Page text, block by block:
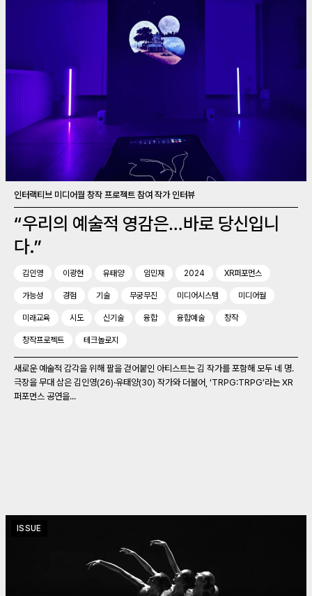
인터랙티브 미디어월 창작 프로젝트 참여 작가 인터뷰
“우리의 예술적 영감은…바로 당신입니
다.”
김인영 이광현 유태양 임민재 2024 XR퍼포먼스
가능성 경험 기술 무궁무진 미디어시스템 미디어월
미래교육 시도 신기술 융합 융합예술 창작
창작프로젝트 테크놀로지
새로운 예술적 감각을 위해 팔을 걷어붙인 아티스트는 김 작가를 포함해 모두 네 명.
극장을 무대 삼은 김인영(26)‧유태양(30) 작가와 더불어, ‘TRPG:TRPG’라는 XR
퍼포먼스 공연을...
ISSUE